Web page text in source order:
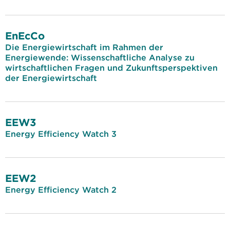
EnEcCo
Die Energiewirtschaft im Rahmen der
Energiewende: Wissenschaftliche Analyse zu
wirtschaftlichen Fragen und Zukunftsperspektiven
der Energiewirtschaft
EEW3
Energy Efficiency Watch 3
EEW2
Energy Efficiency Watch 2